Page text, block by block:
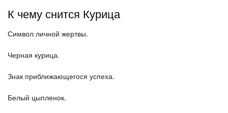
К чему снится Курица
Символ личной жертвы.
Черная курица.
Знак приближающегося успеха.
Белый цыпленок.